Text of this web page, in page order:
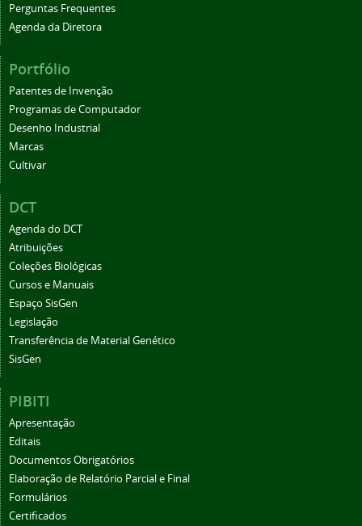
Perguntas Frequentes
Agenda da Diretora
Portfólio
Patentes de Invenção
Programas de Computador
Desenho Industrial
Marcas
Cultivar
DCT
Agenda do DCT
Atribuições
Coleções Biológicas
Cursos e Manuais
Espaço SisGen
Legislação
Transferência de Material Genético
SisGen
PIBITI
Apresentação
Editais
Documentos Obrigatórios
Elaboração de Relatório Parcial e Final
Formulários
Certificados